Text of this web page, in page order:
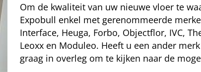
Om de kwaliteit van uw nieuwe vloer te
Expobull enkel met gerenommeerde
Interface, Heuga, Forbo, Objectflor, IVC,
Leoxx en Moduleo. Heeft u een ander
graag in overleg om te kijken naar de